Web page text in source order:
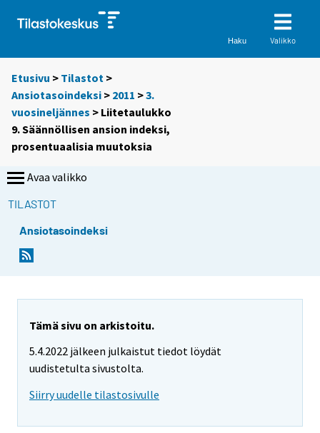
Haku Valikko
Etusivu > Tilastot >
Ansiotasoindeksi > 2011 >3.
vuosineljännes > Liitetaulukko
9. Säännöllisen ansion indeksi,
prosentuaalisia muutoksia
Avaa valikko
TILASTOT
Ansiotasoindeksi
Tämä sivu on arkistoitu.
5.4.2022 jälkeen julkaistut tiedot löydät
uudistetulta sivustolta.
Siirry uudelle tilastosivulle